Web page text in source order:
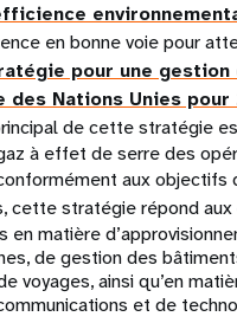
en bonne voie pour
pour une gestion
des Nations Unies
de cette stratégie
à effet de serre des
aux objectifs
cette stratégie répond
en matière
de gestion des
voyages, ainsi qu’en
et de